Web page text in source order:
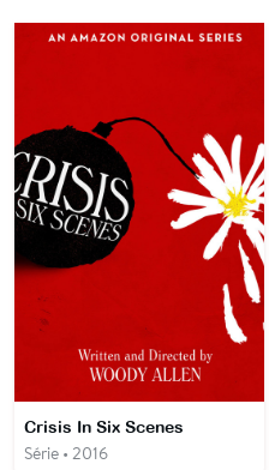
Crisis In Six Scenes
Série • 2016